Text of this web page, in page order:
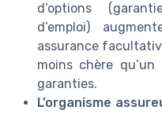
d’options
d’emploi)
assurance
moins chère
garanties.
L’organisme